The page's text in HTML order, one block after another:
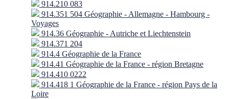
914.210 083
914.351 504 Géographie - Allemagne - Hambourg -
Voyages
914.36 Géographie - Autriche et Liechtenstein
914.371 204
914.4 Géographie de la France
914.41 Géographie de la France - région Bretagne
914.410 0222
914.418 1 Géographie de la France - région Pays de la
Loire